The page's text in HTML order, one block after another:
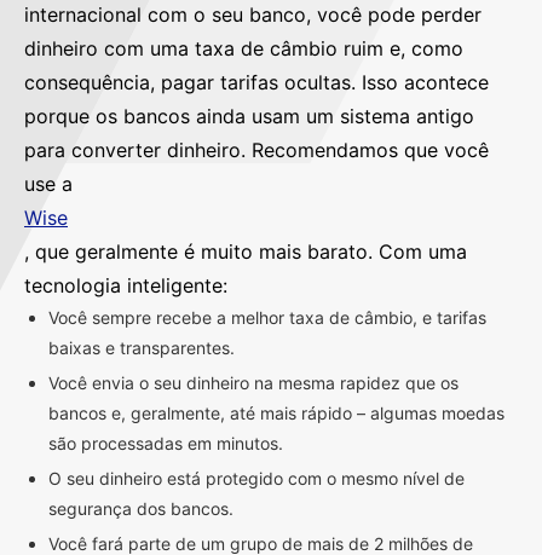
internacional com o seu banco, você pode perder
dinheiro com uma taxa de câmbio ruim e, como
consequência, pagar tarifas ocultas. Isso acontece
porque os bancos ainda usam um sistema antigo
para converter dinheiro. Recomendamos que você
use a
Wise
, que geralmente é muito mais barato. Com uma
tecnologia inteligente:
Você sempre recebe a melhor taxa de câmbio, e tarifas
baixas e transparentes.
Você envia o seu dinheiro na mesma rapidez que os
bancos e, geralmente, até mais rápido – algumas moedas
são processadas em minutos.
O seu dinheiro está protegido com o mesmo nível de
segurança dos bancos.
Você fará parte de um grupo de mais de 2 milhões de